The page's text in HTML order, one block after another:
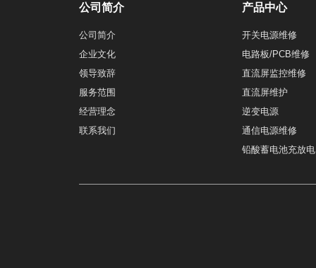
公司简介
公司简介
企业文化
领导致辞
服务范围
经营理念
联系我们
产品中心
开关电源维修
电路板/PCB维修
直流屏监控维修
直流屏维护
逆变电源
通信电源维修
铅酸蓄电池充放电